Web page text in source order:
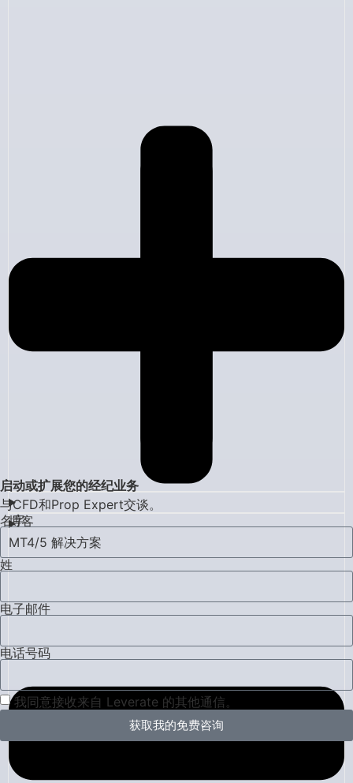
博客
MT4/5 解决方案
启动或扩展您的经纪业务
与CFD和Prop Expert交谈。
名字
姓
电子邮件
电话号码
我同意接收来自 Leverate 的其他通信。
获取我的免费咨询